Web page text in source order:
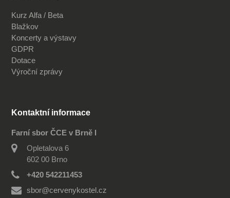
Kurz Alfa / Beta
Blažkov
Koncerty a výstavy
GDPR
Dotace
Výroční zprávy
Kontaktní informace
Farní sbor ČCE v Brně I
Opletalova 6
602 00 Brno
+420 542211453
sbor@cervenykostel.cz